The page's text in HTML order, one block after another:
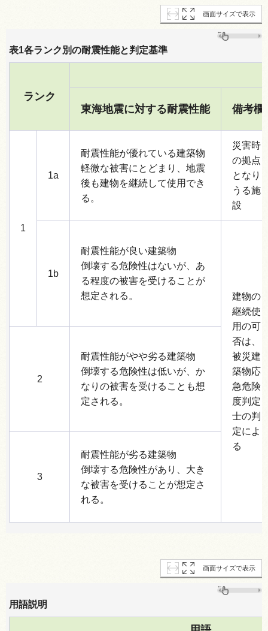
画面サイズで表示
表1各ランク別の耐震性能と判定基準
ランク
東海地震に対する耐震性能
備考欄
1
1a
耐震性能が優れている建築物
軽微な被害にとどまり、地震
後も建物を継続して使用でき
る。
災害時
の拠点
となり
うる施
設
1b
耐震性能が良い建築物
倒壊する危険性はないが、あ
る程度の被害を受けることが
想定される。
建物の
継続使
用の可
否は、
被災建
築物応
急危険
度判定
士の判
定によ
る
2
耐震性能がやや劣る建築物
倒壊する危険性は低いが、か
なりの被害を受けることも想
定される。
3
耐震性能が劣る建築物
倒壊する危険性があり、大き
な被害を受けることが想定さ
れる。
画面サイズで表示
用語説明